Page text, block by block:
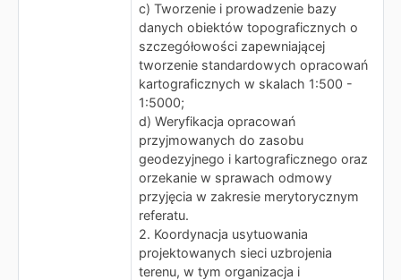
c) Tworzenie i prowadzenie bazy
danych obiektów topograficznych o
szczegółowości zapewniającej
tworzenie standardowych opracowań
kartograficznych w skalach 1:500 -
1:5000;
d) Weryfikacja opracowań
przyjmowanych do zasobu
geodezyjnego i kartograficznego oraz
orzekanie w sprawach odmowy
przyjęcia w zakresie merytorycznym
referatu.
2. Koordynacja usytuowania
projektowanych sieci uzbrojenia
terenu, w tym organizacja i